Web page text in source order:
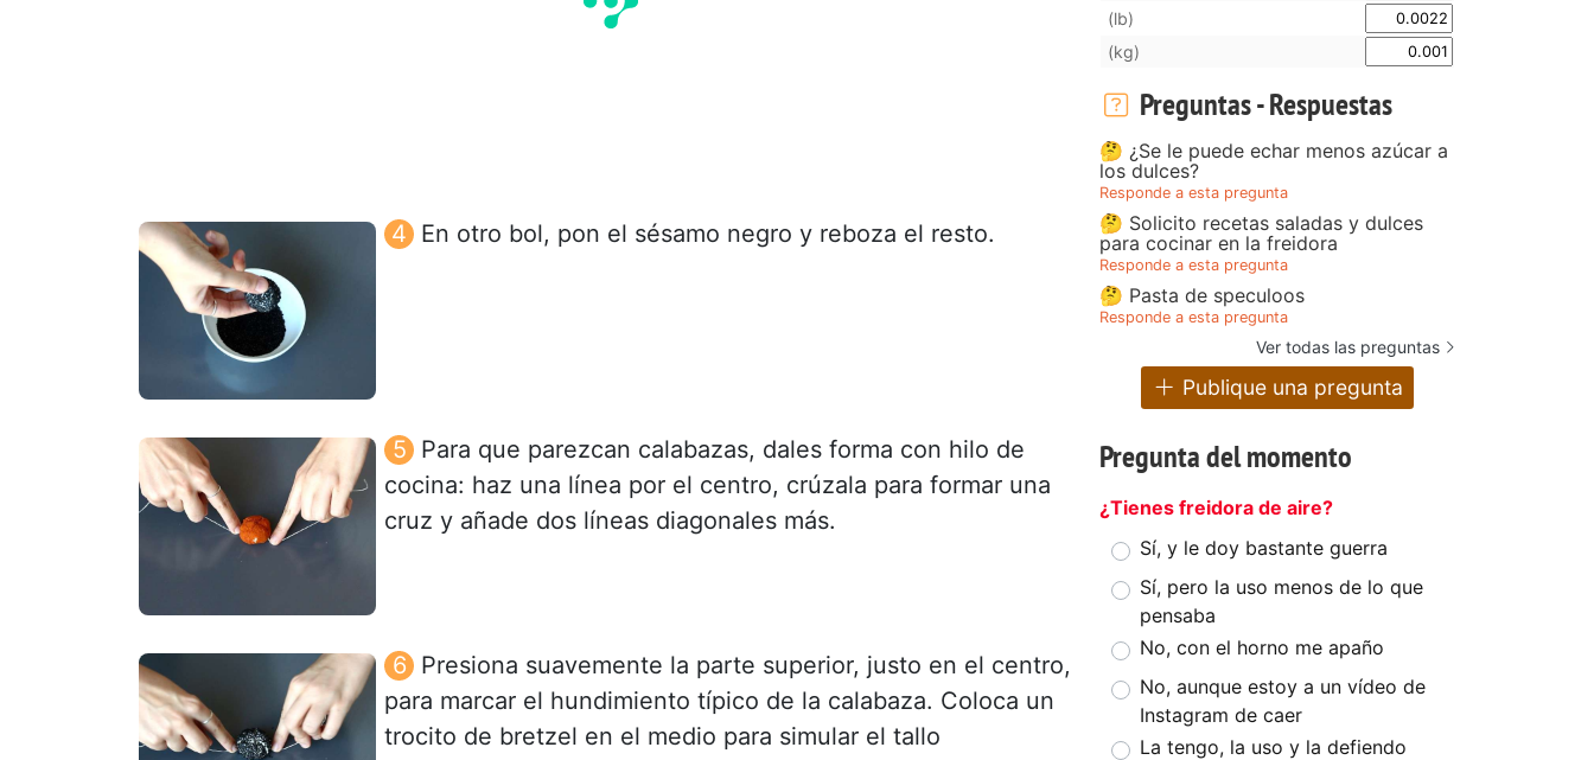
En otro bol, pon el sésamo negro y reboza el resto.
Para que parezcan calabazas, dales forma con hilo de
cocina: haz una línea por el centro, crúzala para formar una
cruz y añade dos líneas diagonales más.
Presiona suavemente la parte superior, justo en el centro,
para marcar el hundimiento típico de la calabaza. Coloca un
trocito de bretzel en el medio para simular el tallo
(lb)
(kg)
Preguntas - Respuestas
🤔 ¿Se le puede echar menos azúcar a
los dulces?
Responde a esta pregunta
🤔 Solicito recetas saladas y dulces
para cocinar en la freidora
Responde a esta pregunta
🤔 Pasta de speculoos
Responde a esta pregunta
Ver todas las preguntas
Publique una pregunta
Pregunta del momento
¿Tienes freidora de aire?
Sí, y le doy bastante guerra
Sí, pero la uso menos de lo que
pensaba
No, con el horno me apaño
No, aunque estoy a un vídeo de
Instagram de caer
La tengo, la uso y la defiendo